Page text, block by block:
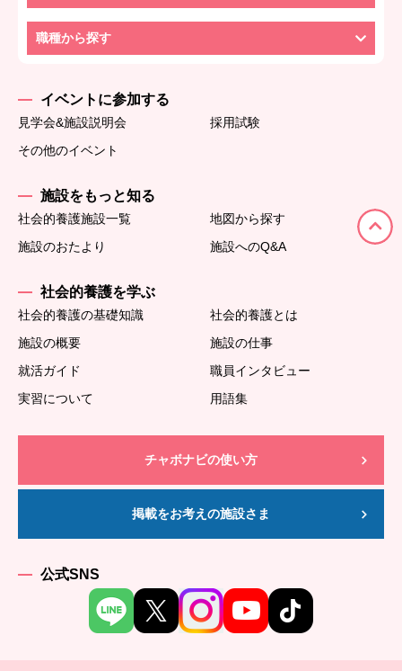
職種から探す
イベントに参加する
見学会&施設説明会
採用試験
その他のイベント
施設をもっと知る
社会的養護施設一覧
地図から探す
施設のおたより
施設へのQ&A
社会的養護を学ぶ
社会的養護の基礎知識
社会的養護とは
施設の概要
施設の仕事
就活ガイド
職員インタビュー
実習について
用語集
チャボナビの使い方
掲載をお考えの施設さま
公式SNS